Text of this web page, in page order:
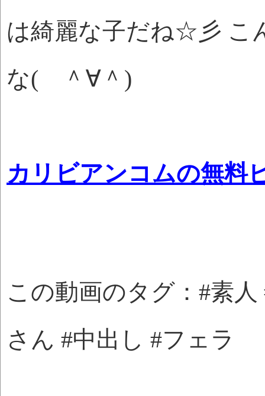
は綺麗な子だね☆彡 こ
な( ＾∀＾)
カリビアンコムの無料
この動画のタグ：#素
さん #中出し #フェラ